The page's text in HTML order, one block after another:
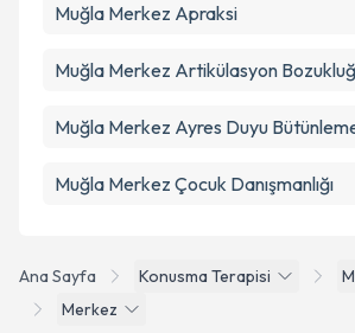
Ana Sayfa Konusma Terapisi
Merkez
Muğla Merkez Apraksi
Muğla Merkez Artikülasyon
Muğla Merkez Ayres Duyu
Muğla Merkez Çocuk Danışmanlığı